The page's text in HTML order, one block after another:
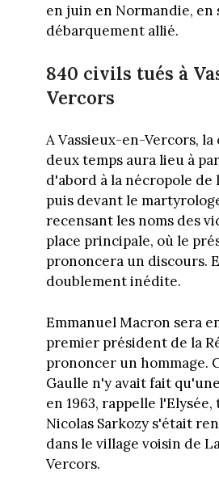
en juin en Normandie, en
débarquement allié.
840 civils tués à
Vercors
A Vassieux-en-Vercors,
deux temps aura lieu à
d'abord à la nécropole de
puis devant le
recensant les noms des
place principale, où le
prononcera un discours.
doublement inédite.
Emmanuel Macron sera
premier président de la
prononcer un hommage.
Gaulle n'y avait fait
en 1963, rappelle l'Elysée,
Nicolas Sarkozy s'était
dans le village voisin de
Vercors.